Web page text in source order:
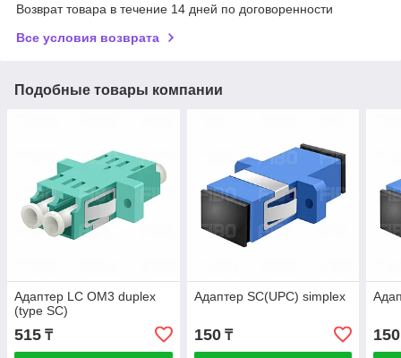
Возврат товара в течение 14 дней по договоренности
Все условия возврата
Подобные товары компании
Адаптер LC OM3 duplex
(type SC)
515 ₸
Адаптер SC(UPC) simplex
150₸ 150